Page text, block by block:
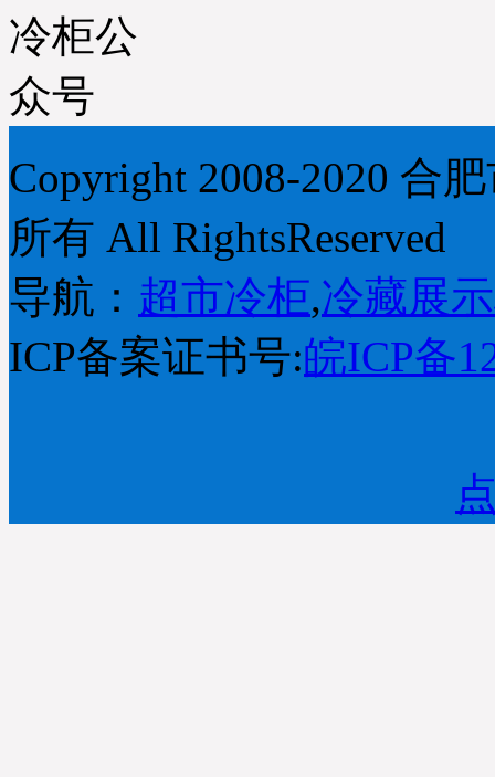
18709572602；请您电话在
未来7日保持畅通及时查收
货物；详情咨询优凯发货
部：0551-65818103. （合肥
市优凯制冷-发货部）
的水果保鲜柜产品已经准
时发出，出厂标准木框打
包；物流公司：百安物
流；单号：
372198265821；请您电话
保持畅通在未来3日及时查
收；详情咨询优凯发货
部：0551-65818103. (合肥
市优凯制冷-发货部）
Copyright 2008-2020 合
所有 All RightsReserved
导航： 超市冷柜,冷藏展
ICP备案证书号:皖ICP备